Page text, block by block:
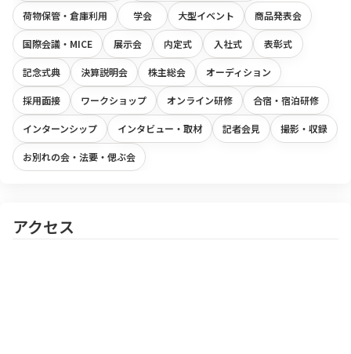
荷物保管・倉庫利用 学会 大型イベント 商品発表会
国際会議・MICE 展示会 内定式 入社式 表彰式
記念式典 決算説明会 株主総会 オーディション
採用面接 ワークショップ オンライン研修 合宿・宿泊研修
インターンシップ インタビュー・取材 記者会見 撮影・収録
お別れの会・法要・偲ぶ会
アクセス